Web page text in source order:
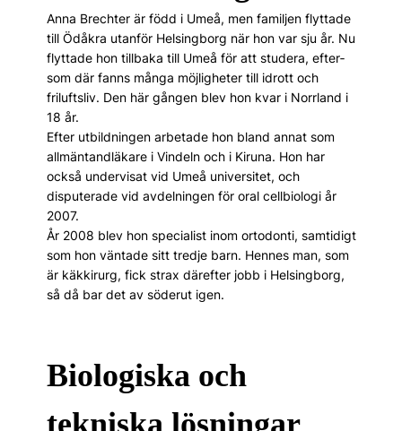
Anna Brechter är född i Umeå, men familjen flyttade
till Öd­åkra utanför Helsingborg när hon var sju år. Nu
flyttade hon tillbaka till Umeå för att studera, efter­
som där fanns många möjlig­heter till idrott och
friluftsliv. Den här gången blev hon kvar i Norrland i
18 år.
Efter utbildningen arbetade hon bland annat som
allmäntandläkare i Vindeln och i ­Kiruna. Hon har
också undervisat vid Umeå universitet, och
disputerade vid avdelningen för oral cellbiologi år
2007.
År 2008 blev hon specialist inom ortodonti, samtidigt
som hon väntade sitt tredje barn. Hennes man, som
är käkkirurg, fick strax därefter jobb i Helsingborg,
så då bar det av söder­ut igen.
Biologiska och
tekniska lösningar